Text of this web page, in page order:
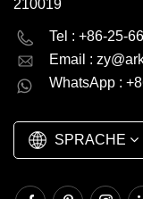
210019
Tel : +86-25-
Email :
WhatsApp :
SPRACHE
English
русский
العربية